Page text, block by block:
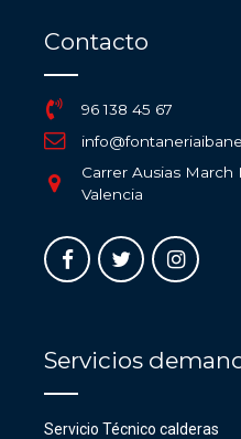
Contacto
96 138 45 67
Carrer Ausias March
Valencia
Servicios
Servicio Técnico calderas